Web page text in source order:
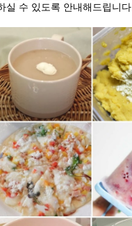
실 수 있도록 안내해드립니다.